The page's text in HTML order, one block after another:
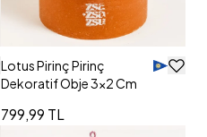
Lotus Pirinç Pirinç
Dekoratif Obje 3x2 Cm
799,99 TL